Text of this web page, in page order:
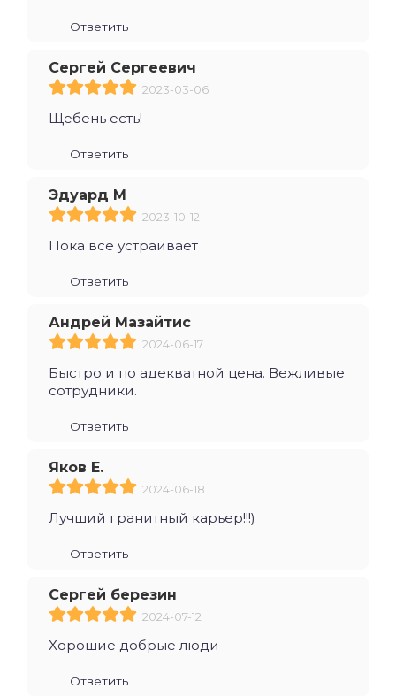
Ответить
Сергей Сергеевич
2023-03-06
Щебень есть!
Ответить
Эдуард М
2023-10-12
Пока всё устраивает
Ответить
Андрей Мазайтис
2024-06-17
Быстро и по адекватной цена. Вежливые
сотрудники.
Ответить
Яков Е.
2024-06-18
Лучший гранитный карьер!!!)
Ответить
Сергей березин
2024-07-12
Хорошие добрые люди
Ответить